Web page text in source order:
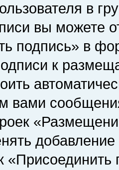
в
вы можете
подпись» в
к
вами
«Присоединить